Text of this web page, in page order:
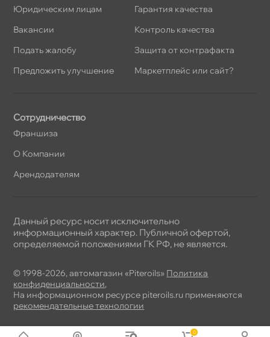
Юридическим лицам
акансии
Подать жалобу
Предложить улучшение
Гарантия качества
Контроль качества
Защита от контрафакта
Маркетплейс или сайт?
Сотрудничество
Франшиза
О Компании
Арендодателям
© 1998-2026, автомагазин «Piteroils» Политика
конфиденциальности,
На информационном ресурсе piteroils.ru применяются
рекомендательные технологии
Данный ресурс носит исключительно
информационный характер. Публичной офертой,
определяемой положениями ГК РФ, не является.
0